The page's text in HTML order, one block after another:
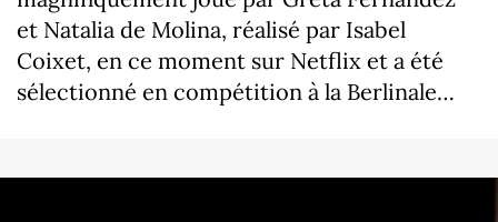
et Natalia de Molina, réalisé par Isabel
Coixet, en ce moment sur Netflix et a été
sélectionné en compétition à la Berlinale…